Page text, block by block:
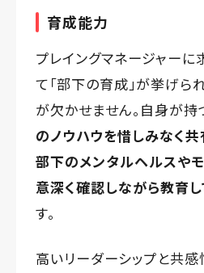
育成能力
プレイングマネージャーに
て「部下の育成」が挙げら
が欠かせません。自身が持
のノウハウを惜しみなく共
部下のメンタルヘルスや
意深く確認しながら教育し
す。
高いリーダーシップと共